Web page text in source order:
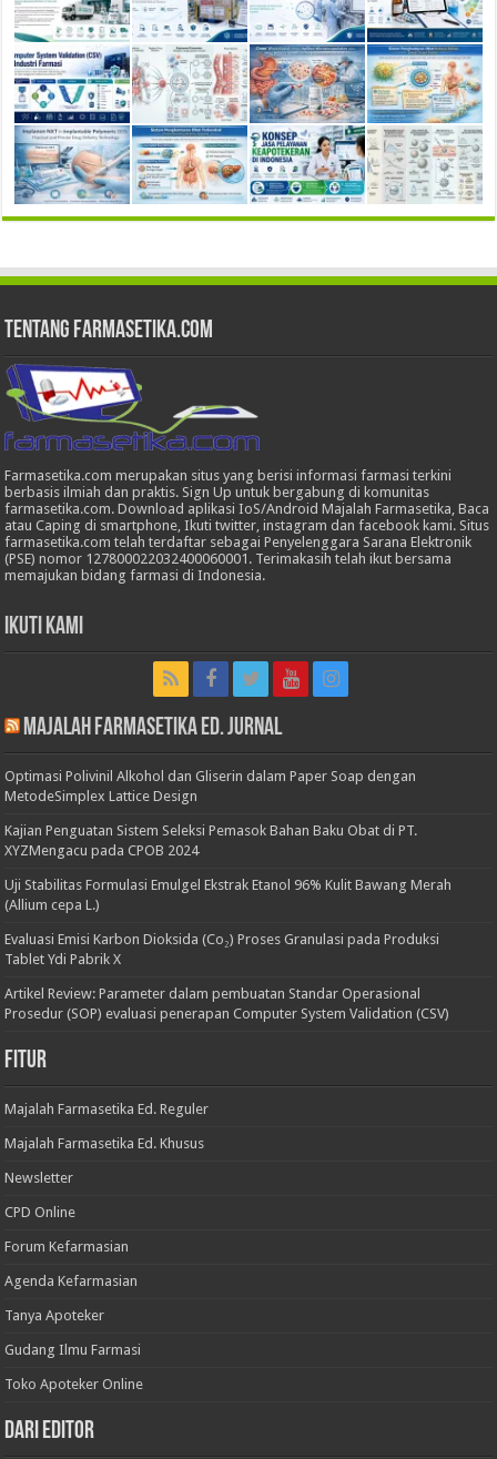
Tentang Farmasetika.com
Farmasetika.com merupakan situs yang berisi informasi farmasi terkini
berbasis ilmiah dan praktis. Sign Up untuk bergabung di komunitas
farmasetika.com. Download aplikasi IoS/Android Majalah Farmasetika, Baca
atau Caping di smartphone, Ikuti twitter, instagram dan facebook kami. Situs
farmasetika.com telah terdaftar sebagai Penyelenggara Sarana Elektronik
(PSE) nomor 127800022032400060001. Terimakasih telah ikut bersama
memajukan bidang farmasi di Indonesia.
Ikuti Kami
Majalah Farmasetika Ed. Jurnal
Optimasi Polivinil Alkohol dan Gliserin dalam Paper Soap dengan
MetodeSimplex Lattice Design
Kajian Penguatan Sistem Seleksi Pemasok Bahan Baku Obat di PT.
XYZMengacu pada CPOB 2024
Uji Stabilitas Formulasi Emulgel Ekstrak Etanol 96% Kulit Bawang Merah
(Allium cepa L.)
Evaluasi Emisi Karbon Dioksida (Co₂) Proses Granulasi pada Produksi
Tablet Ydi Pabrik X
Artikel Review: Parameter dalam pembuatan Standar Operasional
Prosedur (SOP) evaluasi penerapan Computer System Validation (CSV)
Fitur
Majalah Farmasetika Ed. Reguler
Majalah Farmasetika Ed. Khusus
Newsletter
CPD Online
Forum Kefarmasian
Agenda Kefarmasian
Tanya Apoteker
Gudang Ilmu Farmasi
Toko Apoteker Online
Dari Editor